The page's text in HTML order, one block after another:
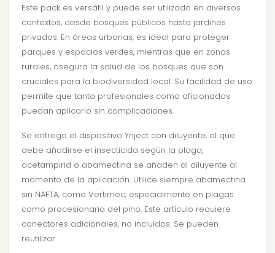
Este pack es versátil y puede ser utilizado en diversos
contextos, desde bosques públicos hasta jardines
privados. En áreas urbanas, es ideal para proteger
parques y espacios verdes, mientras que en zonas
rurales, asegura la salud de los bosques que son
cruciales para la biodiversidad local. Su facilidad de uso
permite que tanto profesionales como aficionados
puedan aplicarlo sin complicaciones.
Se entrega el dispositivo Ynject con diluyente, al que
debe añadirse el insecticida según la plaga,
acetampirid o abamectina se añaden al diluyente al
momento de la aplicación. Utilice siempre abamectina
sin NAFTA, como Vertimec, especialmente en plagas
como procesionaria del pino. Este artículo requiere
conectores adicionales, no incluidos. Se pueden
reutilizar.